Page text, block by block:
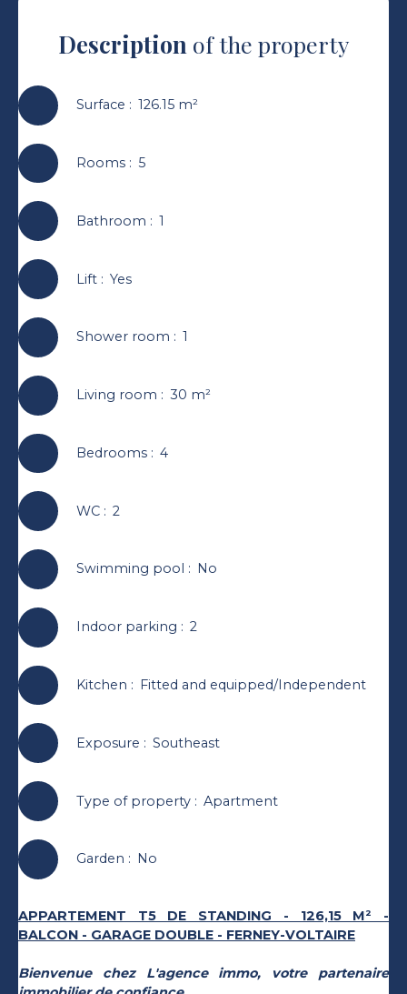
Description of the property
Surface : 126.15 m²
Rooms: 5
Bathroom : 1
Lift: Yes
Shower room : 1
Living room : 30 m²
Bedrooms: 4
WC: 2
Swimming pool : No
Indoor parking : 2
Kitchen : Fitted and equipped/Independent
Exposure : Southeast
Type of property: Apartment
Garden : No
APPARTEMENT T5 DE STANDING - 126,15 M² -
BALCON - GARAGE DOUBLE - FERNEY-VOLTAIRE
Bienvenue chez L'agence immo, votre partenaire